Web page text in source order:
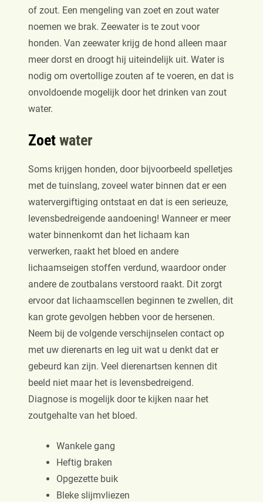
of zout. Een mengeling van zoet en zout water
noemen we brak. Zeewater is te zout voor
honden. Van zeewater krijg de hond alleen maar
meer dorst en droogt hij uiteindelijk uit. Water is
nodig om overtollige zouten af te voeren, en dat is
onvoldoende mogelijk door het drinken van zout
water.
Zoet water
Soms krijgen honden, door bijvoorbeeld spelletjes
met de tuinslang, zoveel water binnen dat er een
watervergiftiging ontstaat en dat is een serieuze,
levensbedreigende aandoening! Wanneer er meer
water binnenkomt dan het lichaam kan
verwerken, raakt het bloed en andere
lichaamseigen stoffen verdund, waardoor onder
andere de zoutbalans verstoord raakt. Dit zorgt
ervoor dat lichaamscellen beginnen te zwellen, dit
kan grote gevolgen hebben voor de hersenen.
Neem bij de volgende verschijnselen contact op
met uw dierenarts en leg uit wat u denkt dat er
gebeurd kan zijn. Veel dierenartsen kennen dit
beeld niet maar het is levensbedreigend.
Diagnose is mogelijk door te kijken naar het
zoutgehalte van het bloed.
Wankele gang
Heftig braken
Opgezette buik
Bleke slijmvliezen